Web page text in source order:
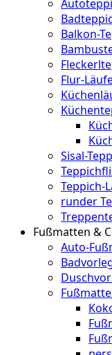
Balkon-
Flur-
Sisal-
Teppich-
runder
Fußmatten &
Auto-